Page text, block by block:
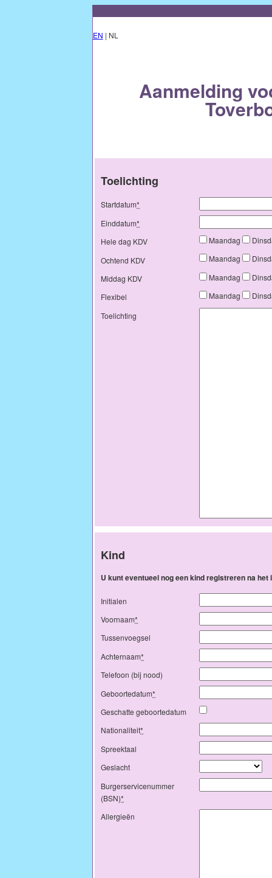
EN | NL
Aanmelding
Toelichting
Startdatum*
Einddatum*
Hele dag KDV
Maandag
Ochtend KDV
Maandag
Middag KDV
Maandag
Flexibel
Maandag
Toelichting
Kind
U kunt eventueel nog een kind registreren na
Initialen
Voornaam*
Tussenvoegsel
Achternaam*
Telefoon (bij nood)
Geboortedatum*
Geschatte geboortedatum
Nationaliteit*
Spreektaal
Geslacht
Burgerservicenummer
(BSN)*
Allergieën